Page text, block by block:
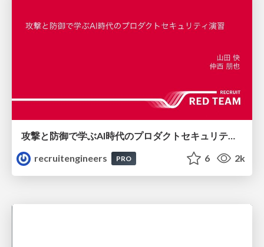
recruitengineers
PRO 6 2k